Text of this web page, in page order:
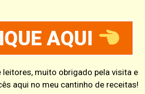
AQUI
leitores, muito obrigado pela visita e
aqui no meu cantinho de receitas!